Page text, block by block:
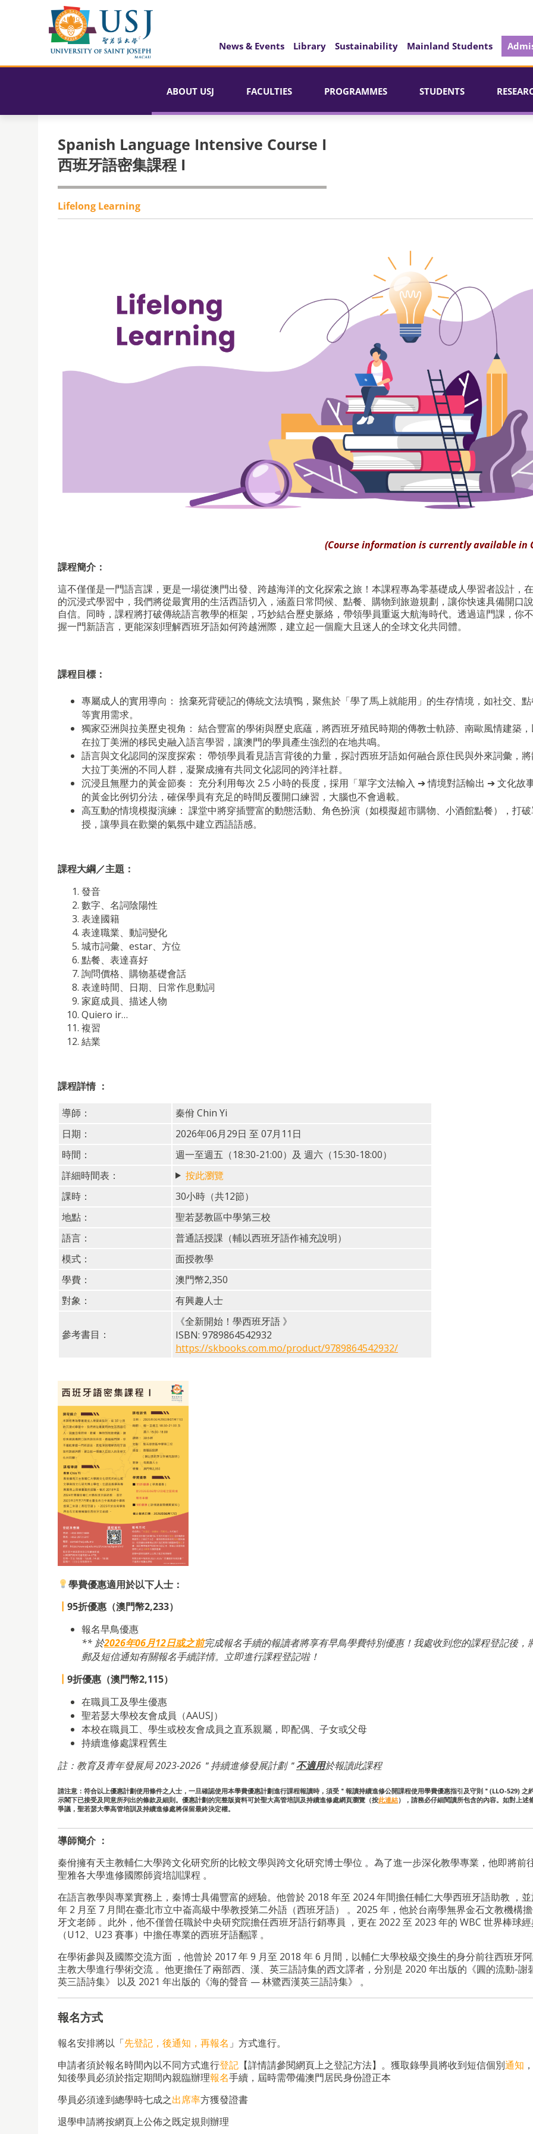
News & Events Library Sustainability Mainland Students
ABOUT USJ FACULTIES PROGRAMMES STUDENTS
Spanish Language Intensive Course I
西班牙語密集課程 I
Lifelong Learning
(Course information is currently available in
課程簡介：
這不僅僅是一門語言課，更是一場從澳門出發、跨越海洋的文化探索之旅！本課程專為零基礎成人學習者設計，
的沉浸式學習中，我們將從最實用的生活西語切入，涵蓋日常問候、點餐、購物到旅遊規劃，讓你快速具備開口
自信。同時，課程將打破傳統語言教學的框架，巧妙結合歷史脈絡，帶領學員重返大航海時代。透過這門課，你
握一門新語言，更能深刻理解西班牙語如何跨越洲際，建立起一個龐大且迷人的全球文化共同體。
課程目標：
專屬成人的實用導向： 捨棄死背硬記的傳統文法填鴨，聚焦於「學了馬上就能用」的生存情境，如社交、
等實用需求。
獨家亞洲與拉美歷史視角： 結合豐富的學術與歷史底蘊，將西班牙殖民時期的傳教士軌跡、南歐風情建築
在拉丁美洲的移民史融入語言學習，讓澳門的學員產生強烈的在地共鳴。
語言與文化認同的深度探索： 帶領學員看見語言背後的力量，探討西班牙語如何融合原住民與外來詞彙，
大拉丁美洲的不同人群，凝聚成擁有共同文化認同的跨洋社群。
沉浸且無壓力的黃金節奏： 充分利用每次 2.5 小時的長度，採用「單字文法輸入 ➔ 情境對話輸出 ➔ 文化故
的黃金比例切分法，確保學員有充足的時間反覆開口練習，大腦也不會過載。
高互動的情境模擬演練： 課堂中將穿插豐富的動態活動、角色扮演（如模擬超市購物、小酒館點餐），打
授，讓學員在歡樂的氣氛中建立西語語感。
課程大綱／主題：
發音
數字、名詞陰陽性
表達國籍
表達職業、動詞變化
城市詞彙、estar、方位
點餐、表達喜好
詢問價格、購物基礎會話
表達時間、日期、日常作息動詞
家庭成員、描述人物
Quiero ir…
複習
結業
課程詳情 ：
導師：
秦佾 Chin Yi
日期：
2026年06月29日 至 07月11日
時間：
週一至週五（18:30-21:00）及 週六（15:30-18:00）
詳細時間表：
按此瀏覽
課時：
30小時（共12節）
地點：
聖若瑟教區中學第三校
語言：
普通話授課（輔以西班牙語作補充說明）
模式：
面授教學
學費：
澳門幣2,350
對象：
有興趣人士
參考書目：
《全新開始！學西班牙語 》
ISBN: 9789864542932
https://skbooks.com.mo/product/9789864542932/
學費優惠適用於以下人士：
┃ 95折優惠（澳門幣2,233）
報名早鳥優惠
** 於2026年06月12日或之前完成報名手續的報讀者將享有早鳥學費特別優惠！我處收到您的課程登記後，
郵及短信通知有關報名手續詳情。立即進行課程登記啦！
┃ 9折優惠（澳門幣2,115）
在職員工及學生優惠
聖若瑟大學校友會成員（AAUSJ）
本校在職員工、學生或校友會成員之直系親屬，即配偶、子女或父母
持續進修處課程舊生
註：教育及青年發展局 2023-2026＂持續進修發展計劃＂不適用於報讀此課程
請注意：符合以上優惠計劃使用條件之人士，一旦確認使用本學費優惠計劃進行課程報讀時，須受＂報讀持續進修公開課程使用學費優惠指引及守則＂(LLO-529) 之
示閣下已接受及同意所列出的條款及細則。優惠計劃的完整版資料可於聖大高管培訓及持續進修處網頁瀏覽（按此連結），請務必仔細閱讀所包含的內容。如對上述
爭議，聖若瑟大學高管培訓及持續進修處將保留最終決定權。
導師簡介 ：
秦佾擁有天主教輔仁大學跨文化研究所的比較文學與跨文化研究博士學位 。為了進一步深化教學專業，他即將前
聖雅各大學進修國際師資培訓課程 。
在語言教學與專業實務上，秦博士具備豐富的經驗。他曾於 2018 年至 2024 年間擔任輔仁大學西班牙語助教 ，
年 2 月至 7 月間在臺北市立中崙高級中學教授第二外語（西班牙語） 。2025 年，他於台南學無界金石文教機構
牙文老師 。此外，他不僅曾任職於中央研究院擔任西班牙語行銷專員 ，更在 2022 至 2023 年的 WBC 世界棒球
（U12、U23 賽事）中擔任專業的西班牙語翻譯 。
在學術參與及國際交流方面 ，他曾於 2017 年 9 月至 2018 年 6 月間，以輔仁大學校級交換生的身分前往西班牙
主教大學進行學術交流 。他更擔任了兩部西、漢、英三語詩集的西文譯者，分別是 2020 年出版的《圓的流動-謝
英三語詩集》 以及 2021 年出版的《海的聲音 — 林鷺西漢英三語詩集》 。
報名方式
報名安排將以「先登記，後通知，再報名 」方式進行。
申請者須於報名時間內以不同方式進行登記 【詳情請參閱網頁上之登記方法】。獲取錄學員將收到短信個別通知
知後學員必須於指定期間內親臨辦理報名手續，屆時需帶備澳門居民身份證正本
學員必須達到總學時七成之出席率方獲發證書
退學申請將按網頁上公佈之既定規則辦理